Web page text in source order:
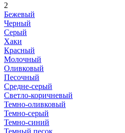
2
Бежевый
Черный
Серый
Хаки
Красный
Молочный
Оливковый
Песочный
Средне-серый
Светло-коричневый
Темно-оливковый
Темно-серый
Темно-синий
Темный песок